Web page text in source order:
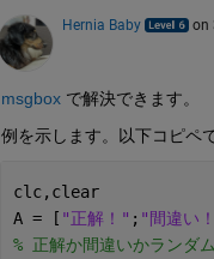
Hernia Baby on
msgbox で解決できます。
例を示します。以下コピペ
clc,clear
A = [ "正解！" ; "間違い
% 正解か間違いかランダ